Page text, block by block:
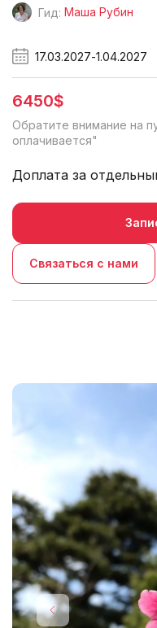
Гид: Маша Рубин
17.03.2027-1.04.2027
6450$
Обратите внимание на
оплачивается"
Доплата за
Связаться с нами